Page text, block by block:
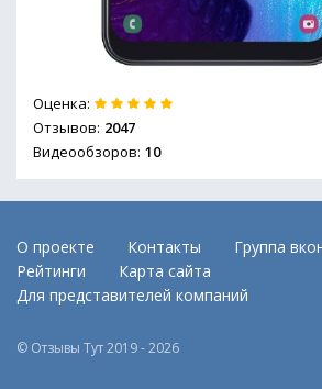
Оценка:
Отзывов: 2047
Видеообзоров: 10
О проекте Контакты
Группа
Рейтинги
Карта сайта
Для представителей компаний
© Отзывы Тут 2019 - 2026